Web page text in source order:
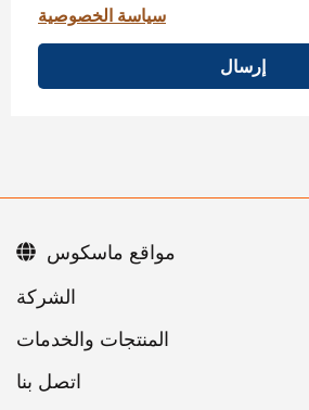
سياسة الخصوصية
إرسال
اتصل بنا
مواقع ماسكوس